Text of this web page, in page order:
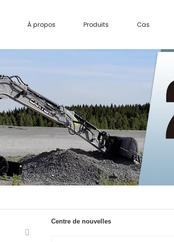
À propos Produits Cas
Centre de nouvelles